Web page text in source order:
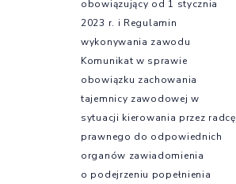
obowiązujący od 1 stycznia
2023 r. i Regulamin
wykonywania zawodu
Komunikat w sprawie
obowiązku zachowania
tajemnicy zawodowej w
sytuacji kierowania przez radcę
prawnego do odpowiednich
organów zawiadomienia
o podejrzeniu popełnienia